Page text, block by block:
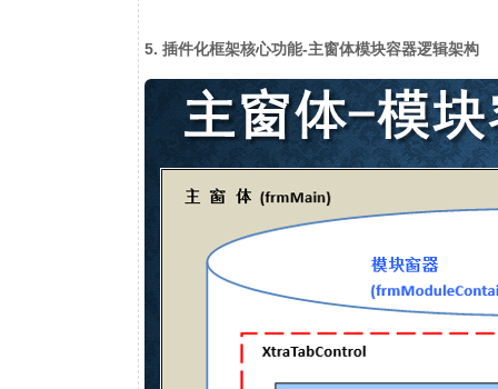
5. 插件化框架核心功能-主窗体模块容器逻辑架构